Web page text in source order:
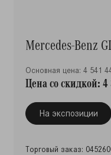
Mercedes-Benz
Основная цена: 4 541
Цена со скидкой:
На экспозиции
Торговый заказ: